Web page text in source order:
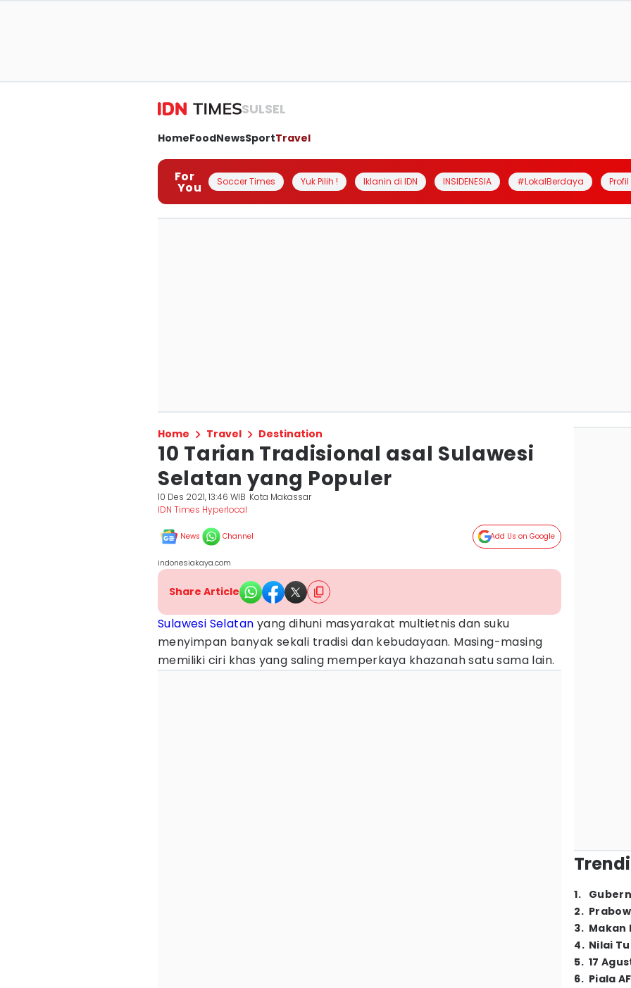
SULSEL
HomeFoodNewsSportTravel
For
You Soccer Times Yuk Pilih ! Iklanin di IDN INSIDENESIA #LokalBerdaya
Home Travel Destination
10 Tarian Tradisional asal Sulawesi
Selatan yang Populer
10 Des 2021, 13:46 WIB Kota Makassar
IDN Times Hyperlocal
News Channel Add Us on Google
indonesiakaya.com
Share Article
Sulawesi Selatan yang dihuni masyarakat multietnis dan suku
menyimpan banyak sekali tradisi dan kebudayaan. Masing-masing
memiliki ciri khas yang saling memperkaya khazanah satu sama lain.
1.
2.
3. Makan
4. Nilai
5. 17
6. Piala